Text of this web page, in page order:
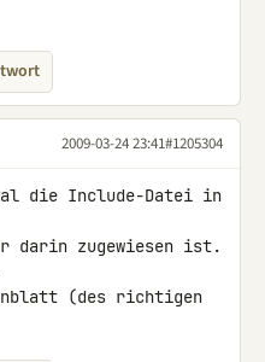
2009-03-24 23:41#1205304
die Include-Datei in
darin zugewiesen ist.
(des richtigen